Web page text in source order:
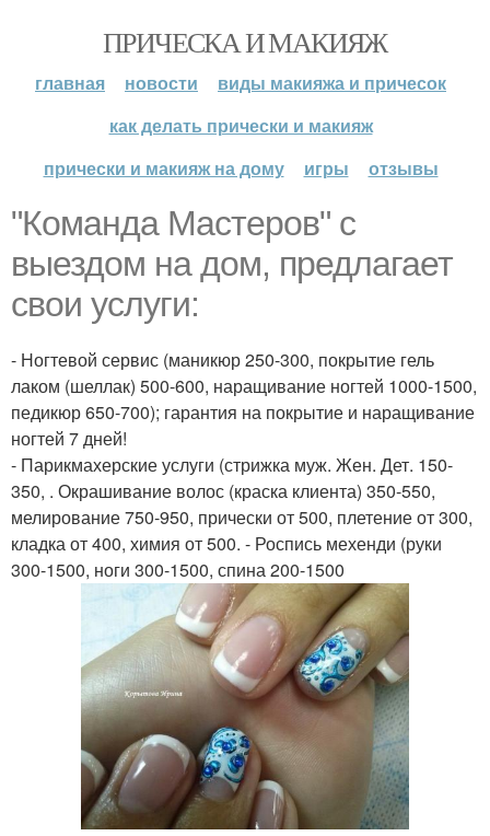
ПРИЧЕСКА И МАКИЯЖ
главная новости
виды макияжа и причесок
как делать прически и макияж
прически и макияж на дому
игры отзывы
"Команда Мастеров" с
выездом на дом, предлагает
свои услуги:
- Ногтевой сервис (маникюр 250-300, покрытие гель
лаком (шеллак) 500-600, наращивание ногтей 1000-1500,
педикюр 650-700); гарантия на покрытие и наращивание
ногтей 7 дней!
- Парикмахерские услуги (стрижка муж. Жен. Дет. 150-
350, . Окрашивание волос (краска клиента) 350-550,
мелирование 750-950, прически от 500, плетение от 300,
кладка от 400, химия от 500. - Роспись мехенди (руки
300-1500, ноги 300-1500, спина 200-1500